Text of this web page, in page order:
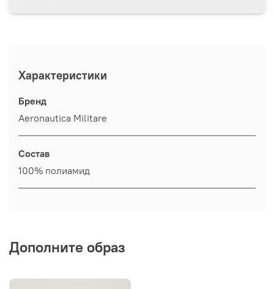
Характеристики
Бренд
Aeronautica Militare
Состав
100% полиамид
Дополните образ